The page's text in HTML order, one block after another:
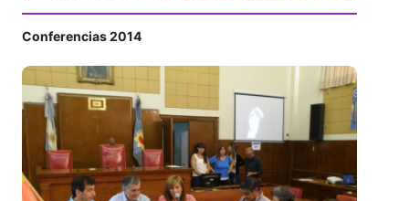
Conferencias 2014